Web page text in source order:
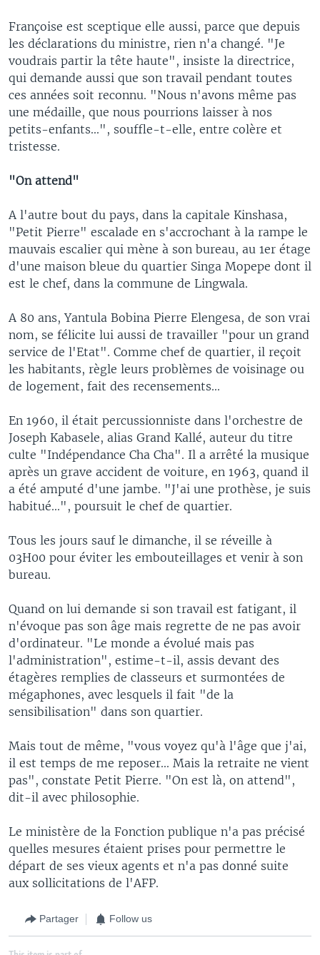
Françoise est sceptique elle aussi, parce que depuis
les déclarations du ministre, rien n'a changé. "Je
voudrais partir la tête haute", insiste la directrice,
qui demande aussi que son travail pendant toutes
ces années soit reconnu. "Nous n'avons même pas
une médaille, que nous pourrions laisser à nos
petits-enfants...", souffle-t-elle, entre colère et
tristesse.
"On attend"
A l'autre bout du pays, dans la capitale Kinshasa,
"Petit Pierre" escalade en s'accrochant à la rampe le
mauvais escalier qui mène à son bureau, au 1er étage
d'une maison bleue du quartier Singa Mopepe dont il
est le chef, dans la commune de Lingwala.
A 80 ans, Yantula Bobina Pierre Elengesa, de son vrai
nom, se félicite lui aussi de travailler "pour un grand
service de l'Etat". Comme chef de quartier, il reçoit
les habitants, règle leurs problèmes de voisinage ou
de logement, fait des recensements...
En 1960, il était percussionniste dans l'orchestre de
Joseph Kabasele, alias Grand Kallé, auteur du titre
culte "Indépendance Cha Cha". Il a arrêté la musique
après un grave accident de voiture, en 1963, quand il
a été amputé d'une jambe. "J'ai une prothèse, je suis
habitué...", poursuit le chef de quartier.
Tous les jours sauf le dimanche, il se réveille à
03H00 pour éviter les embouteillages et venir à son
bureau.
Quand on lui demande si son travail est fatigant, il
n'évoque pas son âge mais regrette de ne pas avoir
d'ordinateur. "Le monde a évolué mais pas
l'administration", estime-t-il, assis devant des
étagères remplies de classeurs et surmontées de
mégaphones, avec lesquels il fait "de la
sensibilisation" dans son quartier.
Mais tout de même, "vous voyez qu'à l'âge que j'ai,
il est temps de me reposer... Mais la retraite ne vient
pas", constate Petit Pierre. "On est là, on attend",
dit-il avec philosophie.
Le ministère de la Fonction publique n'a pas précisé
quelles mesures étaient prises pour permettre le
départ de ses vieux agents et n'a pas donné suite
aux sollicitations de l'AFP.
Partager Follow us